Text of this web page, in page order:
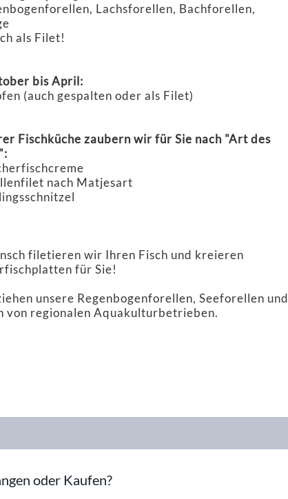
Lachsforellen, Bachforellen,
als Filet!
bis April:
(auch gespalten oder als Filet)
Fischküche zaubern wir für Sie nach "Art des
nach Matjesart
filetieren wir Ihren Fisch und kreieren
für Sie!
unsere Regenbogenforellen, Seeforellen und
von regionalen Aquakulturbetrieben.
oder Kaufen?